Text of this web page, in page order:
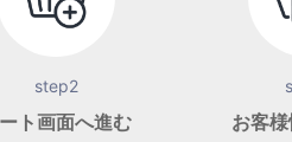
step2
ト画面へ進む お客